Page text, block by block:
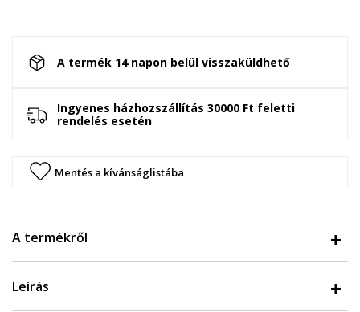
A termék 14 napon belül visszaküldhető
Ingyenes házhozszállítás 30000 Ft feletti
rendelés esetén
Mentés a kívánságlistába
A termékről
Leírás